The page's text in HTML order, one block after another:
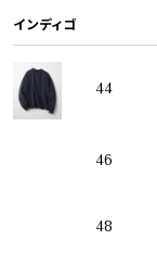
インディゴ
44
46
48